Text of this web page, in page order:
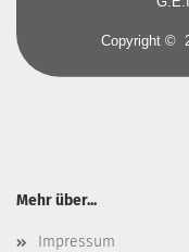
Copyright ©
Mehr über...
Impressum